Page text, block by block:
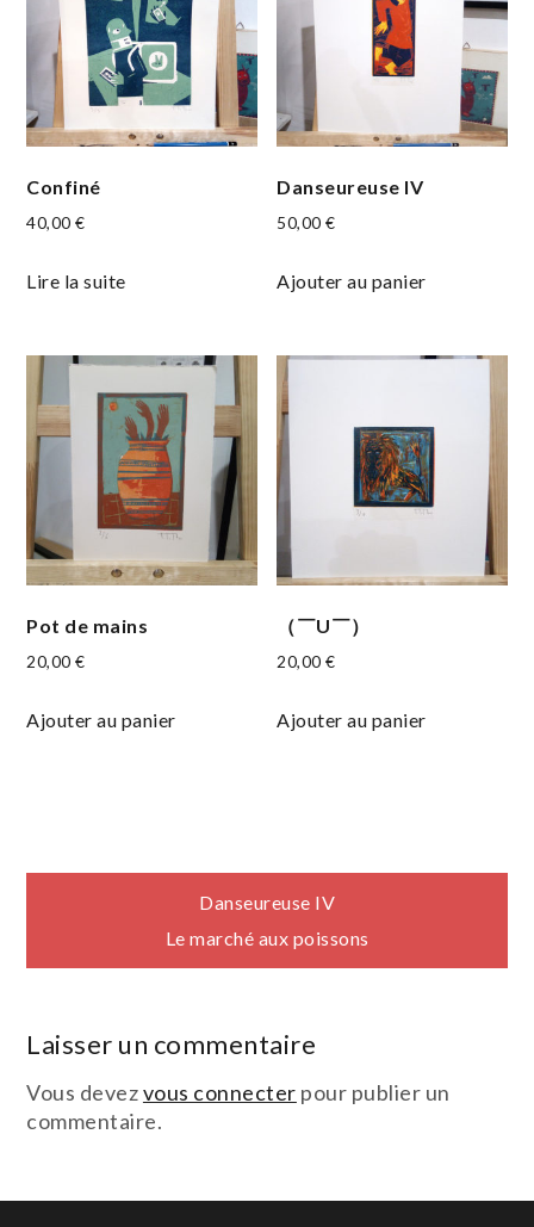
Confiné
40,00€
Lire la suite
Danseureuse IV
50,00€
Ajouter au panier
Pot de mains
20,00€
Ajouter au panier
（￣U￣）
20,00€
Ajouter au panier
Navigation
de
l’article
Danseureuse IV
Le marché aux poissons
Laisser un commentaire
Vous devezvous connecter pour publier un
commentaire.